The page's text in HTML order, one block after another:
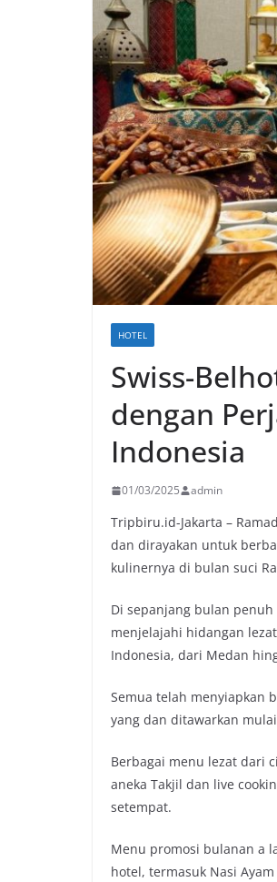
HOTEL
Swiss-
dengan
Indonesia
01/03/2025 admin
Tripbiru.id-Jakarta –
dan dirayakan untuk
kulinernya di bulan suci
Di sepanjang bulan
menjelajahi hidangan
Indonesia, dari Medan
Semua telah menyiapkan
yang dan ditawarkan
Berbagai menu lezat dari
aneka Takjil dan live
setempat.
Menu promosi bulanan a
hotel, termasuk Nasi